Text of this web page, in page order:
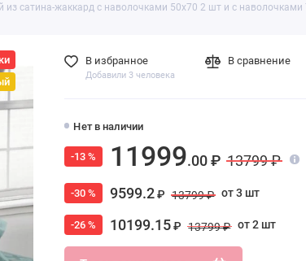
из сатина-жаккард с наволочками 50х70 2 шт и с
Нет в наличии
-13 % 11999.00 ₽ 13799 ₽
-30 % 9599.2₽ 13799 ₽ от 3 шт
-26 % 10199.15₽ 13799 ₽ от 2 шт
В избранное
Добавили 3 человека
В сравнение